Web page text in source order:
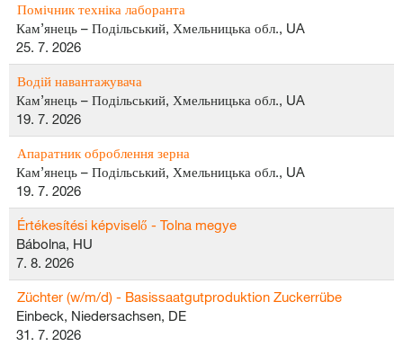
Помічник техніка лаборанта
Кам’янець – Подільський, Хмельницька обл., UA
25. 7. 2026
Водій навантажувача
Кам’янець – Подільський, Хмельницька обл., UA
19. 7. 2026
Апаратник оброблення зерна
Кам’янець – Подільський, Хмельницька обл., UA
19. 7. 2026
Értékesítési képviselő - Tolna megye
Bábolna, HU
7. 8. 2026
Züchter (w/m/d) - Basissaatgutproduktion Zuckerrübe
Einbeck, Niedersachsen, DE
31. 7. 2026